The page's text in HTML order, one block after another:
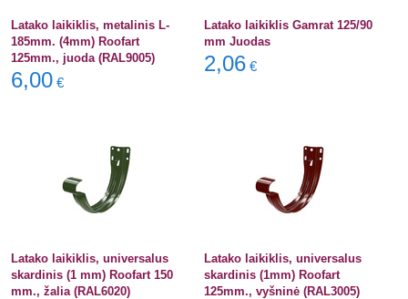
Latako laikiklis, metalinis L-
185mm. (4mm) Roofart
125mm., juoda (RAL9005)
6,00 €
Latako laikiklis Gamrat 125/90
mm Juodas
2,06 €
Latako laikiklis, universalus
skardinis (1 mm) Roofart 150
mm., žalia (RAL6020)
Latako laikiklis, universalus
skardinis (1mm) Roofart
125mm., vyšninė (RAL3005)